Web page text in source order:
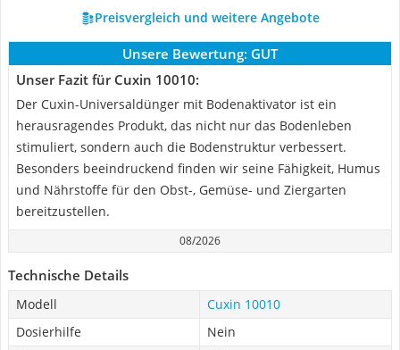
Preisvergleich und weitere Angebote
Unsere Bewertung: GUT
Unser Fazit für Cuxin 10010:
Der Cuxin-Universaldünger mit Bodenaktivator ist ein
herausragendes Produkt, das nicht nur das Bodenleben
stimuliert, sondern auch die Bodenstruktur verbessert.
Besonders beeindruckend finden wir seine Fähigkeit, Humus
und Nährstoffe für den Obst-, Gemüse- und Ziergarten
bereitzustellen.
08/2026
Technische Details
Modell
Cuxin 10010
Dosierhilfe
Nein